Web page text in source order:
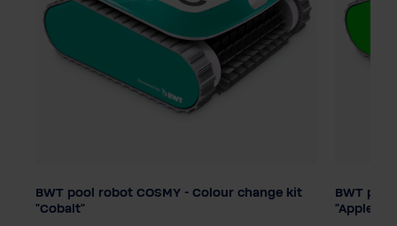
Kit de changement de couleur
BWT pool robot COSMY - Colour change kit
"Cobalt"
Kit de
BWT
"Apple"